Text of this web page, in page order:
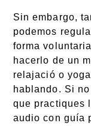
Sin embargo,
podemos
forma
hacerlo de un
relajació o
hablando. Si
que practiques
audio con guía